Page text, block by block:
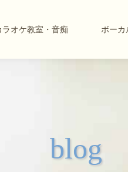
ラオケ教室・音痴 ボーカ
blog